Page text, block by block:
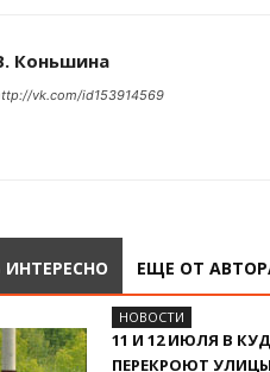
Коньшина
vk.com/id153914569
ЕЩЕ ОТ
НОВОСТИ
11 И 12 ИЮЛЯ В
ПЕРЕКРОЮТ УЛИЦЫ